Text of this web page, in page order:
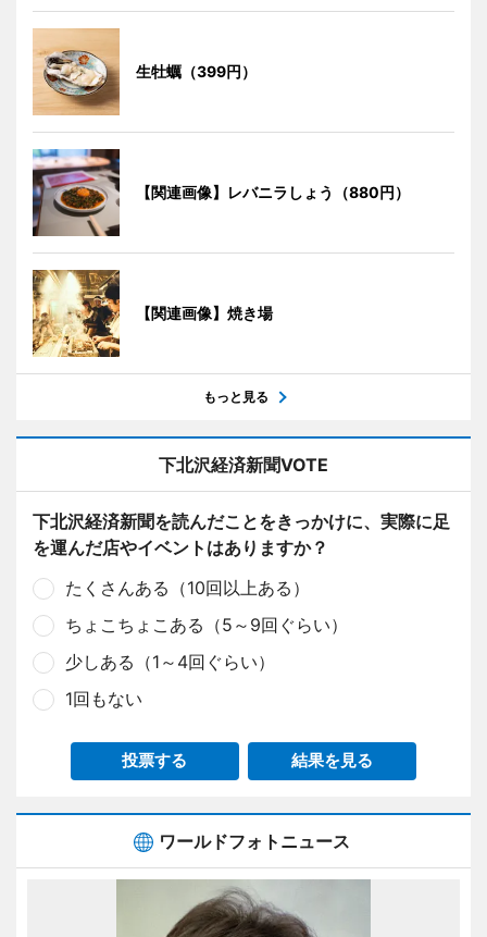
生牡蠣（399円）
【関連画像】レバニラしょう（880円）
【関連画像】焼き場
もっと見る
下北沢経済新聞VOTE
下北沢経済新聞を読んだことをきっかけに、実際に足
を運んだ店やイベントはありますか？
たくさんある（10回以上ある）
ちょこちょこある（5～9回ぐらい）
少しある（1～4回ぐらい）
1回もない
投票する 結果を見る
ワールドフォトニュース